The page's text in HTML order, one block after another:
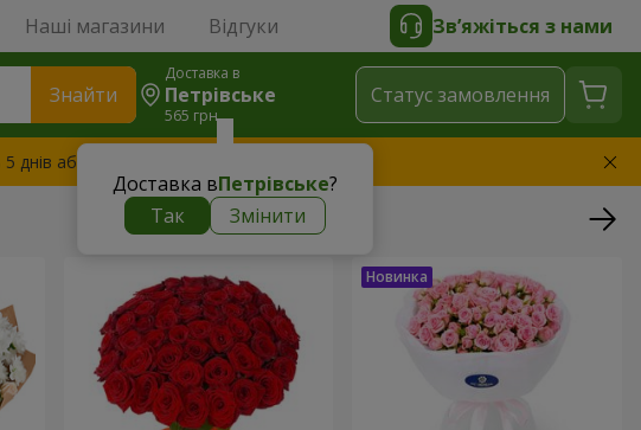
Наші магазини Відгуки Зв’яжіться з нами
Знайти
Доставка в
Петрівське
565 грн
Доставка вПетрівське?
Так
Змінити
Статус замовлення
днів або замінимо букет